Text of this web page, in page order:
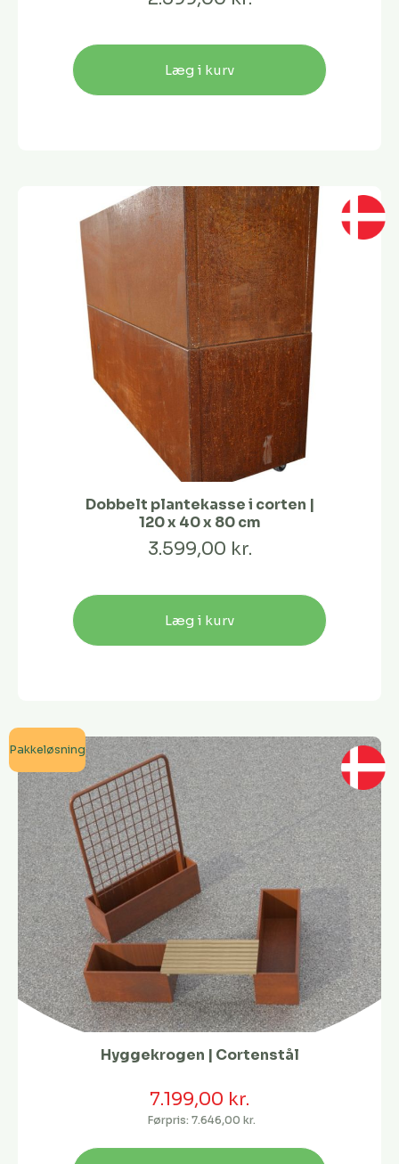
Læg i kurv
Dobbelt plantekasse i corten |
120 x 40 x 80 cm
3.599,00 kr.
Læg i kurv
Pakkeløsning
Hyggekrogen | Cortenstål
7.199,00 kr.
Førpris: 7.646,00 kr.